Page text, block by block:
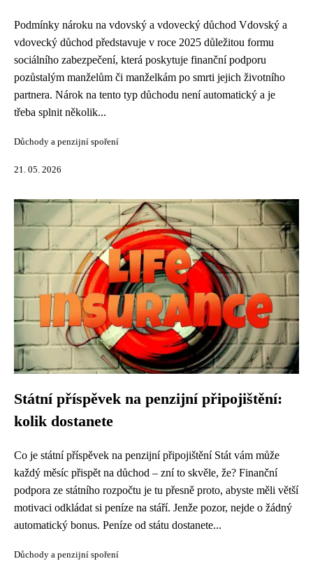
Podmínky nároku na vdovský a vdovecký důchod Vdovský a
vdovecký důchod představuje v roce 2025 důležitou formu
sociálního zabezpečení, která poskytuje finanční podporu
pozůstalým manželům či manželkám po smrti jejich životního
partnera. Nárok na tento typ důchodu není automatický a je
třeba splnit několik...
Důchody a penzijní spoření
21. 05. 2026
Státní příspěvek na penzijní připojištění:
kolik dostanete
Co je státní příspěvek na penzijní připojištění Stát vám může
každý měsíc přispět na důchod – zní to skvěle, že? Finanční
podpora ze státního rozpočtu je tu přesně proto, abyste měli větší
motivaci odkládat si peníze na stáří. Jenže pozor, nejde o žádný
automatický bonus. Peníze od státu dostanete...
Důchody a penzijní spoření